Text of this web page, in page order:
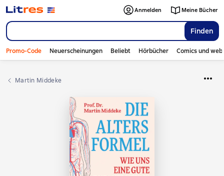
Finden
Anmelden Meine Bücher
Promo-Code Neuerscheinungen Beliebt Hörbücher Comics und
Martin Middeke